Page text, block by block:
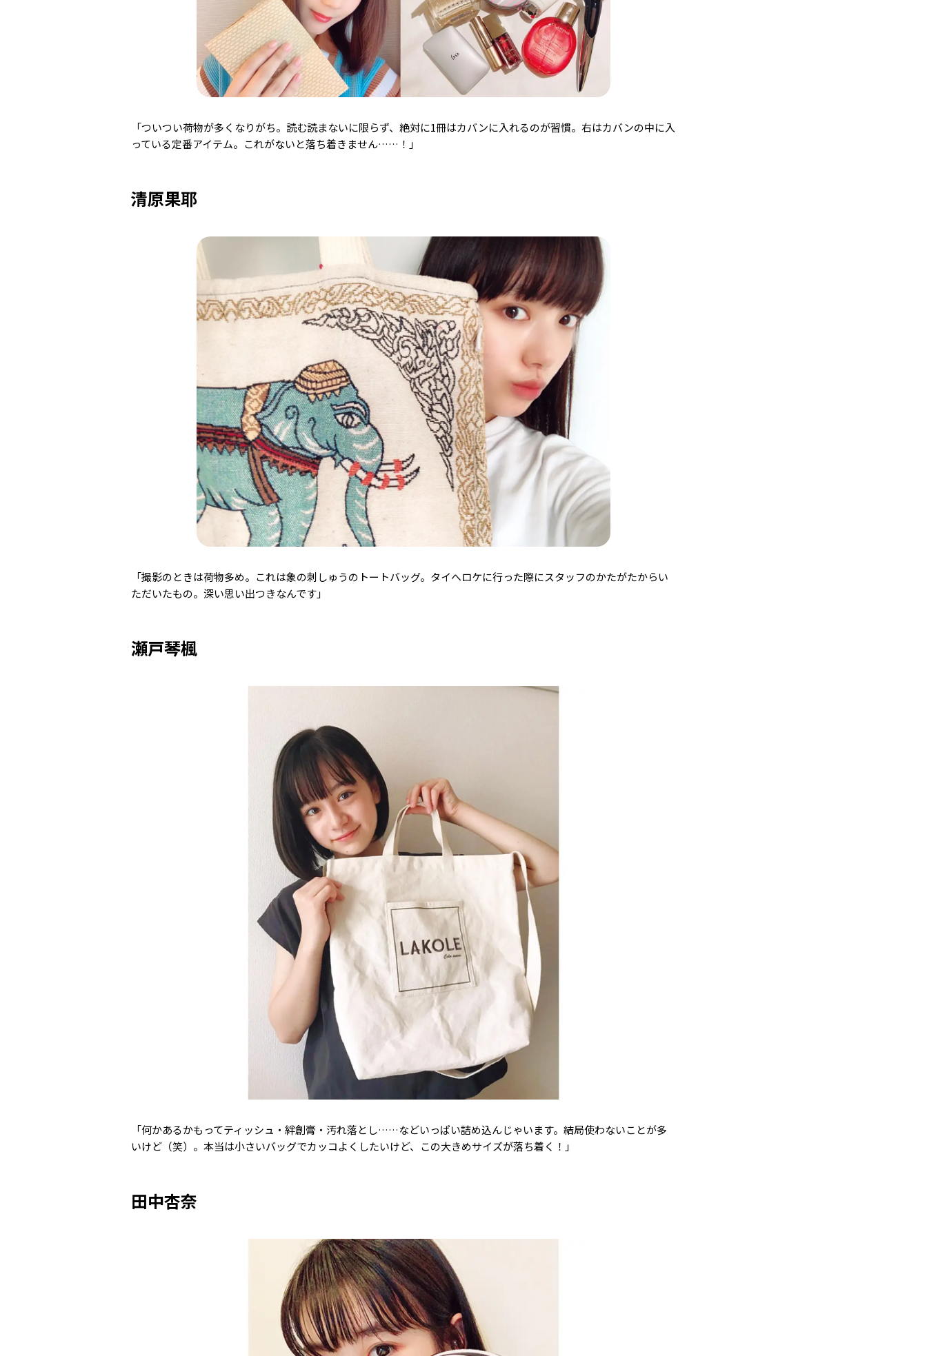
「ついつい荷物が多くなりがち。読む読まないに限らず、絶対に1冊はカバンに入れるのが習慣。右はカバンの中に入
っている定番アイテム。これがないと落ち着きません……！」
清原果耶
「撮影のときは荷物多め。これは象の刺しゅうのトートバッグ。タイへロケに行った際にスタッフのかたがたからい
ただいたもの。深い思い出つきなんです」
瀬戸琴楓
「何かあるかもってティッシュ・絆創膏・汚れ落とし……などいっぱい詰め込んじゃいます。結局使わないことが多
いけど（笑）。本当は小さいバッグでカッコよくしたいけど、この大きめサイズが落ち着く！」
田中杏奈